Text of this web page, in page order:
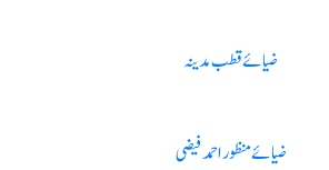
ضیائے قطب مدینہ
ضیائے منظور احمد فیضی